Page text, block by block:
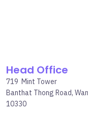
Head Office
719 Mint Tower
Banthat Thong Road,
10330